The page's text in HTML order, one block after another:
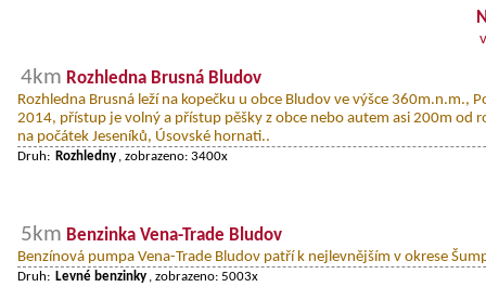
4km Rozhledna Brusná Bludov
Rozhledna Brusná leží na kopečku u obce Bludov ve výšce 360m.n.m.,
2014, přístup je volný a přístup pěšky z obce nebo autem asi 200m od
na počátek Jeseníků, Úsovské hornati..
Druh: Rozhledny , zobrazeno: 3400x
5km Benzinka Vena-Trade Bludov
Benzínová pumpa Vena-Trade Bludov patří k nejlevnějším v okrese
Druh: Levné benzinky , zobrazeno: 5003x